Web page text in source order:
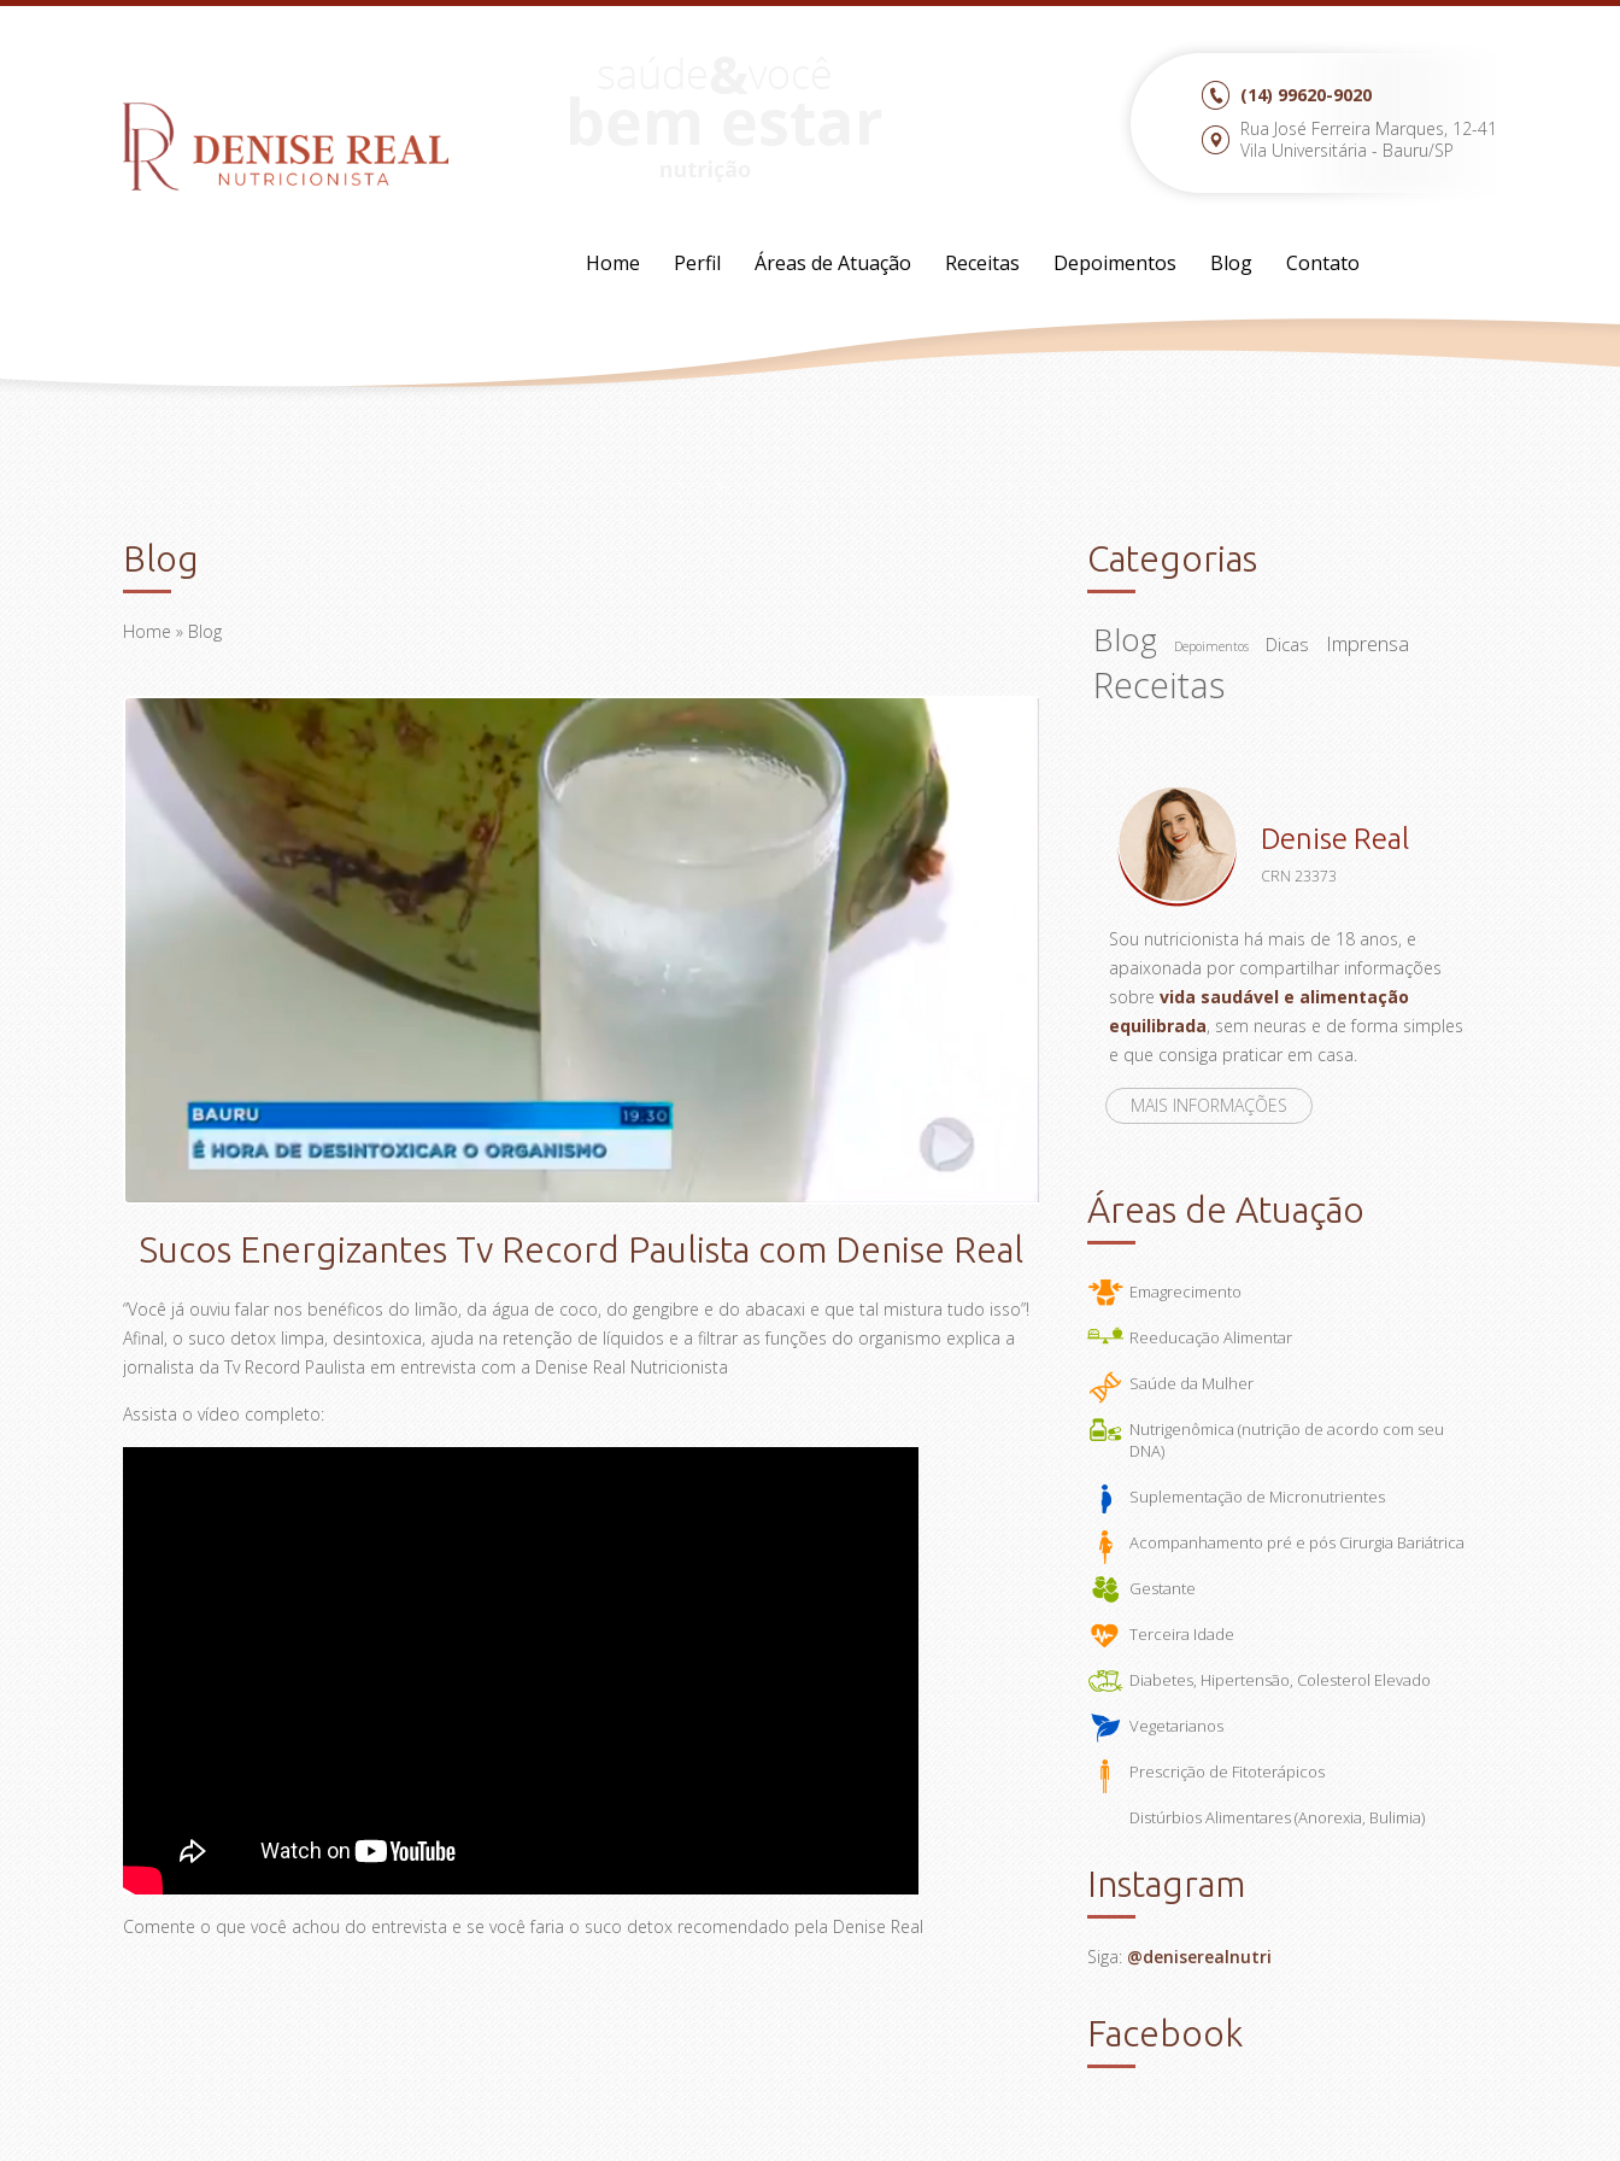
(14) 99620-9020
Rua José Ferreira Marques, 12-41
Vila Universitária - Bauru/SP
Home Perfil Áreas de Atuação Receitas Depoimentos Blog Contato
Blog
Home » Blog
Sucos Energizantes Tv Record Paulista com Denise Real
“Você já ouviu falar nos benéficos do limão, da água de coco, do gengibre e do abacaxi e que tal mistura tudo isso”!
Afinal, o suco detox limpa, desintoxica, ajuda na retenção de líquidos e a filtrar as funções do organismo explica a
jornalista da Tv Record Paulista em entrevista com a Denise Real Nutricionista
Assista o vídeo completo:
Comente o que você achou do entrevista e se você faria o suco detox recomendado pela Denise Real
Categorias
Blog Depoimentos Dicas Imprensa
Receitas
Denise Real
CRN 23373
Sou nutricionista há mais de 18 anos, e
apaixonada por compartilhar informações
sobre vida saudável e alimentação
equilibrada, sem neuras e de forma simples
e que consiga praticar em casa.
MAIS INFORMAÇÕES
Áreas de Atuação
Emagrecimento
Reeducação Alimentar
Saúde da Mulher
Nutrigenômica (nutrição de acordo com seu
DNA)
Suplementação de Micronutrientes
Acompanhamento pré e pós Cirurgia Bariátrica
Gestante
Terceira Idade
Diabetes, Hipertensão, Colesterol Elevado
Vegetarianos
Prescrição de Fitoterápicos
Distúrbios Alimentares (Anorexia, Bulimia)
Instagram
Siga: @deniserealnutri
Facebook